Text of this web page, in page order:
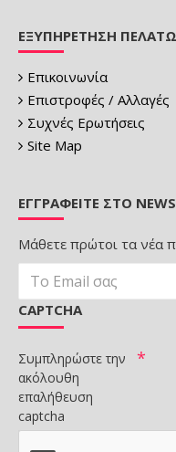
ΕΞΥΠΗΡΈΤΗΣΗ
Επικοινωνία
Επιστροφές / Αλλαγές
Συχνές Ερωτήσεις
Site Map
ΕΓΓΡΑΦΕΊΤΕ ΣΤΟ
Μάθετε πρώτοι τα νέα
CAPTCHA
Συμπληρώστε την
ακόλουθη
επαλήθευση
captcha